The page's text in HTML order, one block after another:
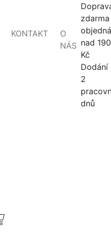
KONTAKT
O
NÁS nad
Kč
Dodání
2
dnů